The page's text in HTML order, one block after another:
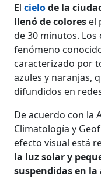
Elcielode la
llenó de colores el
de 30 minutos.
fenómeno
caracterizado por
azules y naranjas,
difundidos en
De acuerdo con la
Climatología y
efecto visual está
la luz solar y
suspendidas en